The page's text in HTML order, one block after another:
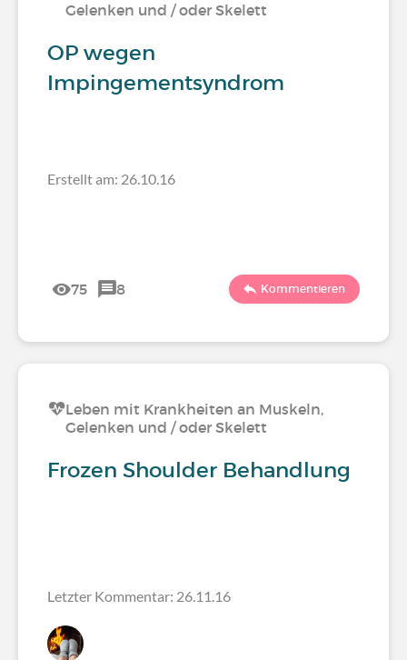
Gelenken und / oder Skelett
OP wegen
Impingementsyndrom
Erstellt am: 26.10.16
75 8 Kommentieren
Leben mit Krankheiten an Muskeln,
Gelenken und / oder Skelett
Frozen Shoulder Behandlung
Letzter Kommentar: 26.11.16